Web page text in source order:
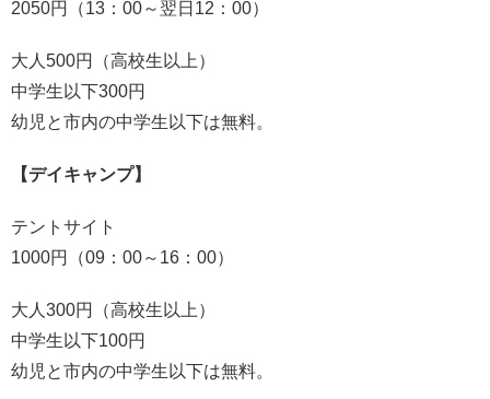
2050円（13：00～翌日12：00）
大人500円（高校生以上）
中学生以下300円
幼児と市内の中学生以下は無料。
【デイキャンプ】
テントサイト
1000円（09：00～16：00）
大人300円（高校生以上）
中学生以下100円
幼児と市内の中学生以下は無料。